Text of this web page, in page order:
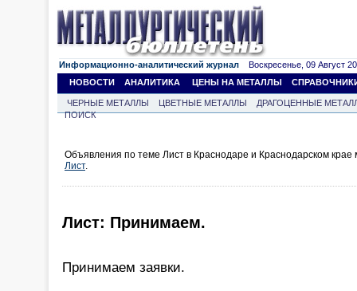
Информационно-аналитический журнал Воскресенье, 09 Август
НОВОСТИ
АНАЛИТИКА ЦЕНЫ НА МЕТАЛЛЫ
ЧЕРНЫЕ МЕТАЛЛЫ ЦВЕТНЫЕ МЕТАЛЛЫ
ДРАГОЦЕННЫЕ
ПОИСК
Объявления по теме Лист в Краснодаре и Краснодарском
Лист.
Лист: Принимаем.
Принимаем заявки.